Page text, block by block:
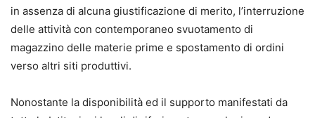
in assenza di alcuna giustificazione di merito, l’interruzione
delle attività con contemporaneo svuotamento di
magazzino delle materie prime e spostamento di ordini
verso altri siti produttivi.
Nonostante la disponibilità ed il supporto manifestati da